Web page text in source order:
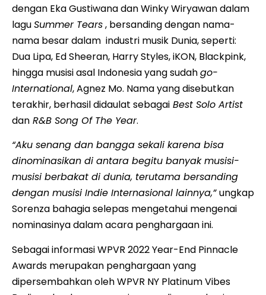
dengan Eka Gustiwana dan Winky Wiryawan dalam
laguSummer Tears, bersanding dengan nama-
nama besar dalam industri musik Dunia, seperti:
Dua Lipa, Ed Sheeran, Harry Styles, iKON, Blackpink,
hingga musisi asal Indonesia yang sudahgo-
International, Agnez Mo. Nama yang disebutkan
terakhir, berhasil didaulat sebagai Best Solo Artist
dan R&B Song Of The Year.
“Aku senang dan bangga sekali karena bisa
dinominasikan di antara begitu banyak musisi-
musisi berbakat di dunia, terutama bersanding
dengan musisi Indie Internasional lainnya,”ungkap
Sorenza bahagia selepas mengetahui mengenai
nominasinya dalam acara penghargaan ini.
Sebagai informasi WPVR 2022 Year-End Pinnacle
Awards merupakan penghargaan yang
dipersembahkan oleh WPVR NY Platinum Vibes